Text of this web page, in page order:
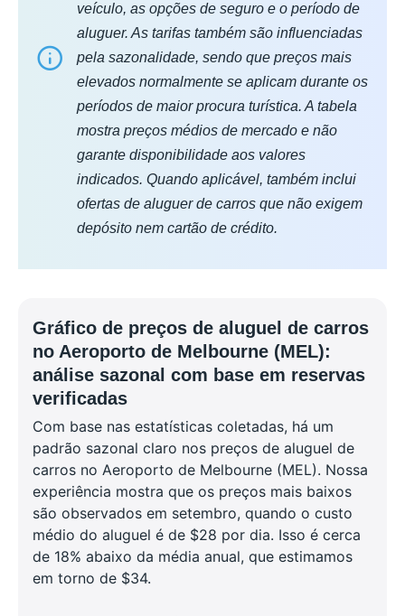
veículo, as opções de seguro e o período de
aluguer. As tarifas também são influenciadas
pela sazonalidade, sendo que preços mais
elevados normalmente se aplicam durante os
períodos de maior procura turística. A tabela
mostra preços médios de mercado e não
garante disponibilidade aos valores
indicados. Quando aplicável, também inclui
ofertas de aluguer de carros que não exigem
depósito nem cartão de crédito.
Gráfico de preços de aluguel de carros
no Aeroporto de Melbourne (MEL):
análise sazonal com base em reservas
verificadas
Com base nas estatísticas coletadas, há um
padrão sazonal claro nos preços de aluguel de
carros no Aeroporto de Melbourne (MEL). Nossa
experiência mostra que os preços mais baixos
são observados em setembro, quando o custo
médio do aluguel é de $28 por dia. Isso é cerca
de 18% abaixo da média anual, que estimamos
em torno de $34.